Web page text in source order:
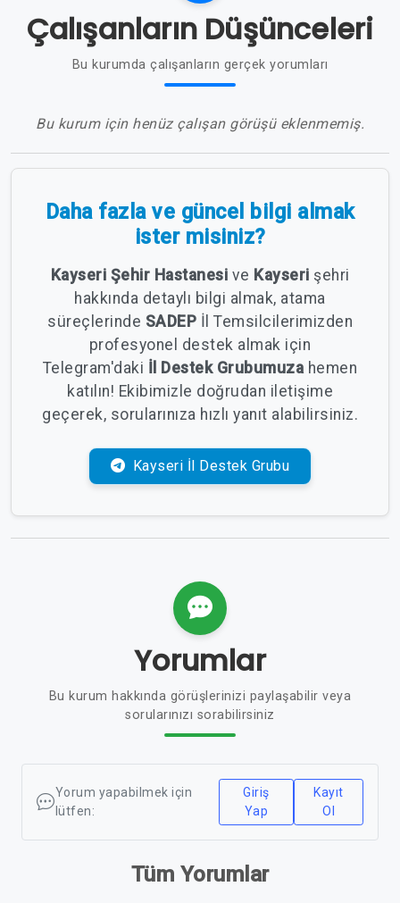
Çalışanların Düşünceleri
Bu kurumda çalışanların gerçek yorumları
Bu kurum için henüz çalışan görüşü eklenmemiş.
Daha fazla ve güncel bilgi almak
ister misiniz?
Kayseri Şehir Hastanesi ve Kayseri şehri
hakkında detaylı bilgi almak, atama
süreçlerinde SADEP İl Temsilcilerimizden
profesyonel destek almak için
Telegram'daki İl Destek Grubumuza hemen
katılın! Ekibimizle doğrudan iletişime
geçerek, sorularınıza hızlı yanıt alabilirsiniz.
Kayseri İl Destek Grubu
Yorumlar
Bu kurum hakkında görüşlerinizi paylaşabilir veya
sorularınızı sorabilirsiniz
Yorum yapabilmek için
lütfen:
Giriş
Yap
Kayıt
Ol
Tüm Yorumlar